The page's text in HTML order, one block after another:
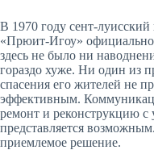
В 1970 году сент-
«Прюит-Игоу» официально
здесь не было ни
гораздо хуже. Ни один из
спасения его жителей не
эффективным.
ремонт и реконструкцию с
представляется
приемлемое решение.